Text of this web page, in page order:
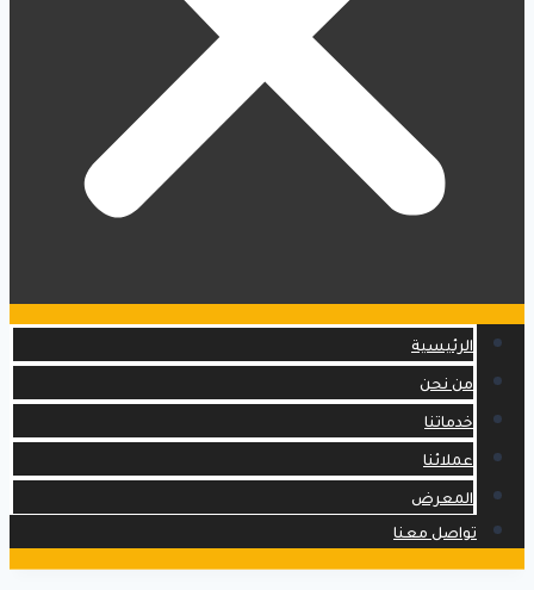
الرئيسية
من نحن
خدماتنا
عملائنا
المعرض
تواصل معنا